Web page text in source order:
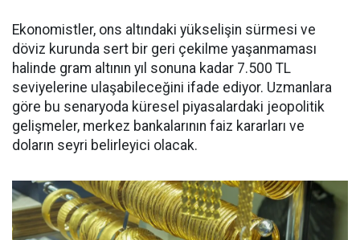
Ekonomistler, ons altındaki yükselişin sürmesi ve
döviz kurunda sert bir geri çekilme yaşanmaması
halinde gram altının yıl sonuna kadar 7.500 TL
seviyelerine ulaşabileceğini ifade ediyor. Uzmanlara
göre bu senaryoda küresel piyasalardaki jeopolitik
gelişmeler, merkez bankalarının faiz kararları ve
doların seyri belirleyici olacak.